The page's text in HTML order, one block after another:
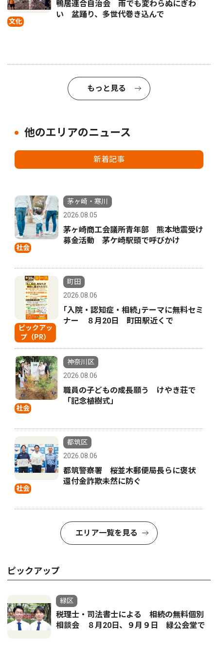
文化
鴨居連合自治会 雨でも変わらぬにぎわ
い 盆踊り、多世代巻き込んで
もっと見る
他のエリアのニュース
新着記事
社会
茅ヶ崎・寒川
2026.08.05
茅ヶ崎商工会議所青年部 熊本地震受け
募金活動 茅ケ崎駅頭で呼びかけ
ピックアッ
プ（PR）
町田
2026.08.06
｢入院・認知症・相続｣テーマに無料セミ
ナー ８月20日 町田駅近くで
社会
神奈川区
2026.08.06
職員の子どもの成長願う けやき荘で
「記念植樹式」
社会
都筑区
2026.08.06
都筑警察署 桜並木郵便局長らに褒状
還付金詐欺未然に防ぐ
エリア一覧を見る
ピックアップ
緑区
税理士・司法書士による 相続の無料個別
相談会 ８月20日、９月９日 緑公会堂で